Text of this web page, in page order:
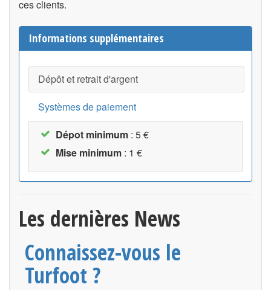
ces clients.
Informations supplémentaires
Dépôt et retrait d'argent
Systèmes de paiement
Dépot minimum : 5 €
Mise minimum : 1 €
Les dernières News
Connaissez-vous le
Turfoot ?